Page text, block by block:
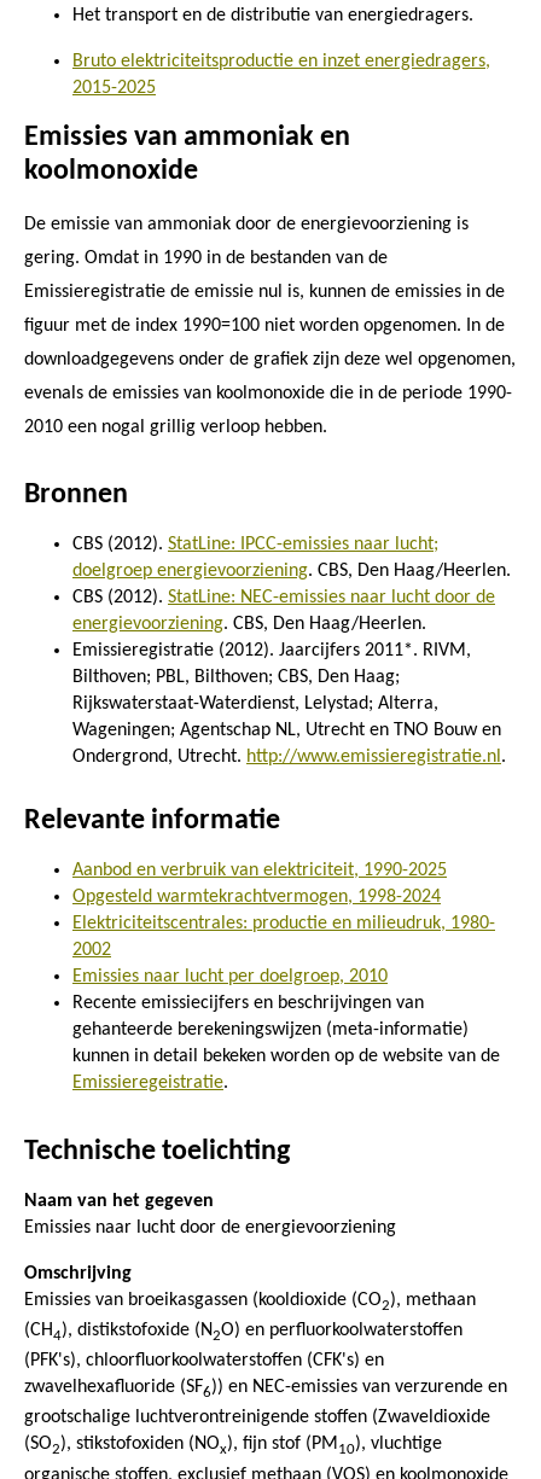
Het transport en de distributie van energiedragers.
Bruto elektriciteitsproductie en inzet energiedragers,
2015-2025
Emissies van ammoniak en
koolmonoxide
De emissie van ammoniak door de energievoorziening is
gering. Omdat in 1990 in de bestanden van de
Emissieregistratie de emissie nul is, kunnen de emissies in de
figuur met de index 1990=100 niet worden opgenomen. In de
downloadgegevens onder de grafiek zijn deze wel opgenomen,
evenals de emissies van koolmonoxide die in de periode 1990-
2010 een nogal grillig verloop hebben.
Bronnen
CBS (2012). StatLine: IPCC-emissies naar lucht;
doelgroep energievoorziening. CBS, Den Haag/Heerlen.
CBS (2012). StatLine: NEC-emissies naar lucht door de
energievoorziening. CBS, Den Haag/Heerlen.
Emissieregistratie (2012). Jaarcijfers 2011*. RIVM,
Bilthoven; PBL, Bilthoven; CBS, Den Haag;
Rijkswaterstaat-Waterdienst, Lelystad; Alterra,
Wageningen; Agentschap NL, Utrecht en TNO Bouw en
Ondergrond, Utrecht. http://www.emissieregistratie.nl .
Relevante informatie
Aanbod en verbruik van elektriciteit, 1990-2025
Opgesteld warmtekrachtvermogen, 1998-2024
Elektriciteitscentrales: productie en milieudruk, 1980-
2002
Emissies naar lucht per doelgroep, 2010
Recente emissiecijfers en beschrijvingen van
gehanteerde berekeningswijzen (meta-informatie)
kunnen in detail bekeken worden op de website van de
Emissieregeistratie.
Technische toelichting
Naam van het gegeven
Emissies naar lucht door de energievoorziening
Omschrijving
Emissies van broeikasgassen (kooldioxide (CO2), methaan
(CH4), distikstofoxide (N2O) en perfluorkoolwaterstoffen
(PFK's), chloorfluorkoolwaterstoffen (CFK's) en
zwavelhexafluoride (SF6)) en NEC-emissies van verzurende en
grootschalige luchtverontreinigende stoffen (Zwaveldioxide
(SO2), stikstofoxiden (NOx), fijn stof (PM10), vluchtige
organische stoffen, exclusief methaan (VOS) en koolmonoxide